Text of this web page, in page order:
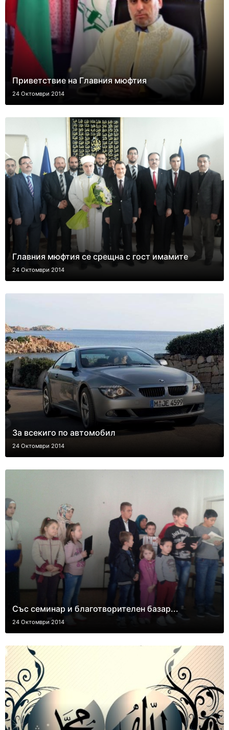
Приветствие на Главния мюфтия
24 Октомври 2014
Главния мюфтия се срещна с гост имамите
24 Октомври 2014
За всекиго по автомобил
24 Октомври 2014
Със семинар и благотворителен базар...
24 Октомври 2014